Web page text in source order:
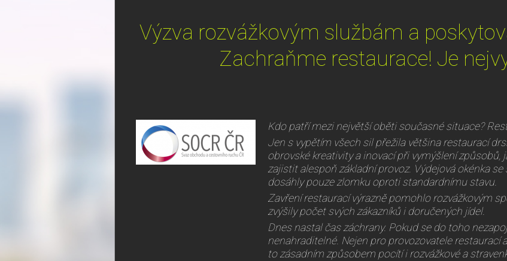
Výzva rozvážkovým službám a
Zachraňme restaurace! Je
Kdo patří mezi největší oběti současné situace?
Jen s vypětím všech sil přežila většina restaurací
obrovské kreativity a inovací při vymýšlení způsobů,
zajistit alespoň základní provoz. Výdejová okénka
dosáhly pouze zlomku oproti standardnímu stavu.
Zavření restaurací výrazně pomohlo rozvážkovým
zvýšily počet svých zákazníků i doručených jídel.
Dnes nastal čas záchrany. Pokud se do toho
nenahraditelné. Nejen pro provozovatele restaurací
to zásadním způsobem pocítí i rozvážkové a